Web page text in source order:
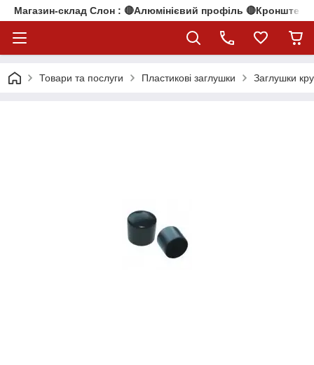
Магазин-склад Слон : 🔴Алюмінієвий профіль
Товари та послуги Пластикові заглушки Заглушки